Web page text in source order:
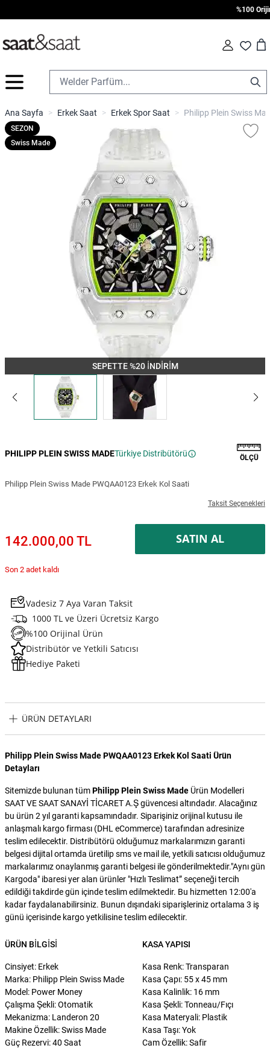
%100
Fav Cart
İçeriğe geç
Ana Sayfa > Erkek Saat > Erkek Spor Saat > Philipp Plein Swiss
SEPETTE %20 İNDİRİM
SEZON
Swiss Made
PHILIPP PLEIN SWISS MADETürkiye Distribütörü ÖLÇÜ
Philipp Plein Swiss Made PWQAA0123 Erkek Kol Saati
Taksit Seçenekleri
142.000,00 TL SATIN AL
Son 2 adet kaldı
Vadesiz 7 Aya Varan Taksit
1000 TL ve Üzeri Ücretsiz Kargo
%100 Orijinal Ürün
Distribütör ve Yetkili Satıcısı
Hediye Paketi
ÜRÜN DETAYLARI
Philipp Plein Swiss Made PWQAA0123 Erkek Kol Saati Ürün
Detayları
Sitemizde bulunan tümPhilipp Plein Swiss Made Ürün Modelleri
SAAT VE SAAT SANAYİ TİCARET A.Ş güvencesi altındadır. Alacağınız
bu ürün 2 yıl garanti kapsamındadır. Siparişiniz orijinal kutusu ile
anlaşmalı kargo firması (DHL eCommerce) tarafından adresinize
teslim edilecektir. Distribütörü olduğumuz markalarımızın garanti
belgesi dijital ortamda üretilip sms ve mail ile, yetkili satıcısı olduğumuz
markalarımız onaylanmış garanti belgesi ile gönderilmektedir."Aynı gün
Kargoda" ibaresi yer alan ürünler "Hızlı Teslimat” seçeneği tercih
edildiği takdirde gün içinde teslim edilmektedir. Bu hizmetten 12:00'a
kadar faydalanabilirsiniz. Bunun dışındaki siparişleriniz ortalama 3 iş
günü içerisinde kargo yetkilisine teslim edilecektir.
ÜRÜN BILGISI
Cinsiyet: Erkek
Marka: Philipp Plein Swiss Made
Model: Power Money
Çalışma Şekli: Otomatik
Mekanizma: Landeron 20
Makine Özellik: Swiss Made
Güç Rezervi: 40 Saat
KASA YAPISI
Kasa Renk: Transparan
Kasa Çapı: 55 x 45 mm
Kasa Kalinlik: 16 mm
Kasa Şekli: Tonneau/Fıçı
Kasa Materyali: Plastik
Kasa Taşı: Yok
Cam Özellik: Safir